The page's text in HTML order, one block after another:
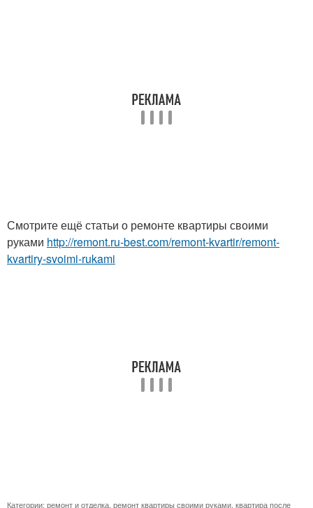
Смотрите ещё статьи о ремонте квартиры своими
руками http://remont.ru-best.com/remont-kvartir/remont-
kvartiry-svoimi-rukami
Категории: ремонт и отделка ремонт квартиры своими руками квартира после